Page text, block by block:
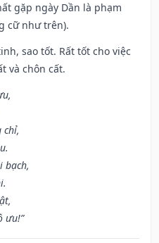
gặp ngày Dần là phạm
cữ như trên).
sao tốt. Rất tốt cho việc
và chôn cất.
chỉ,
bạch,
ưu!”